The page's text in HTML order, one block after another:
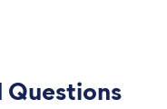
Questions